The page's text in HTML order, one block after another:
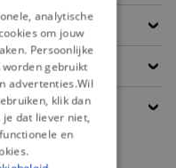
analytische
om jouw
Persoonlijke
gebruikt
advertenties.Wil
klik dan
je dat liever niet,
en